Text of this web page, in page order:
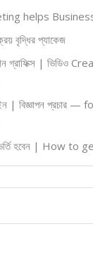
helps
বৃদ্ধির প্যাকেজ
গ্রাফিক্স | ভিডিও
| বিজ্ঞাপন প্রচার
ভর্তি হবেন | How